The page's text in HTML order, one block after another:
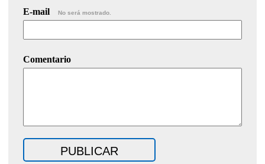
E-mail No será mostrado.
Comentario